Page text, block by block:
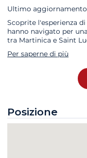
Ultimo aggiornamento
Scoprite l'esperienza
hanno navigato per
tra Martinica e Saint
Per saperne di più
Posizione